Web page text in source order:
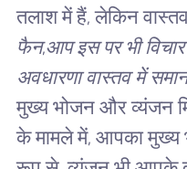
तलाश में हैं, लेकिन
फैन,आप इस पर भी
अवधारणा वास्तव में
मुख्य भोजन और व्यंजन
के मामले में, आपका मुख्य